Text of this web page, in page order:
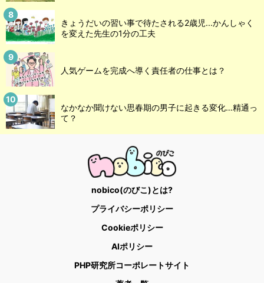
きょうだいの習い事で待たされる2歳児...かんしゃく
を変えた先生の1分の工夫
人気ゲームを完成へ導く責任者の仕事とは？
なかなか聞けない思春期の男子に起きる変化…精通っ
て？
nobico(のびこ)とは?
プライバシーポリシー
Cookieポリシー
AIポリシー
PHP研究所コーポレートサイト